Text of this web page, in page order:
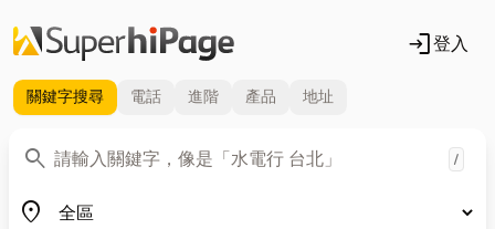
login登入
關鍵字搜尋 電話 進階 產品 地址
search
關鍵字 /
place
地區